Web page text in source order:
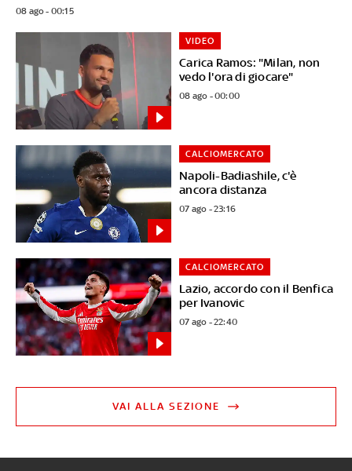
08 ago - 00:15
Carica Ramos: "Milan, non
vedo l'ora di giocare"
VIDEO
08 ago - 00:00
Napoli-Badiashile, c'è
ancora distanza
CALCIOMERCATO
07 ago - 23:16
Lazio, accordo con il Benfica
per Ivanovic
CALCIOMERCATO
07 ago - 22:40
VAI ALLA SEZIONE